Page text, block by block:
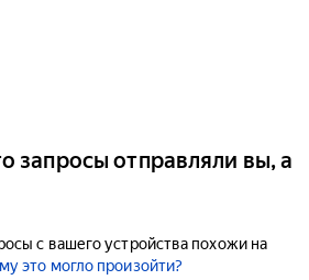
запросы отправляли вы, а
с вашего устройства похожи на
это могло произойти?